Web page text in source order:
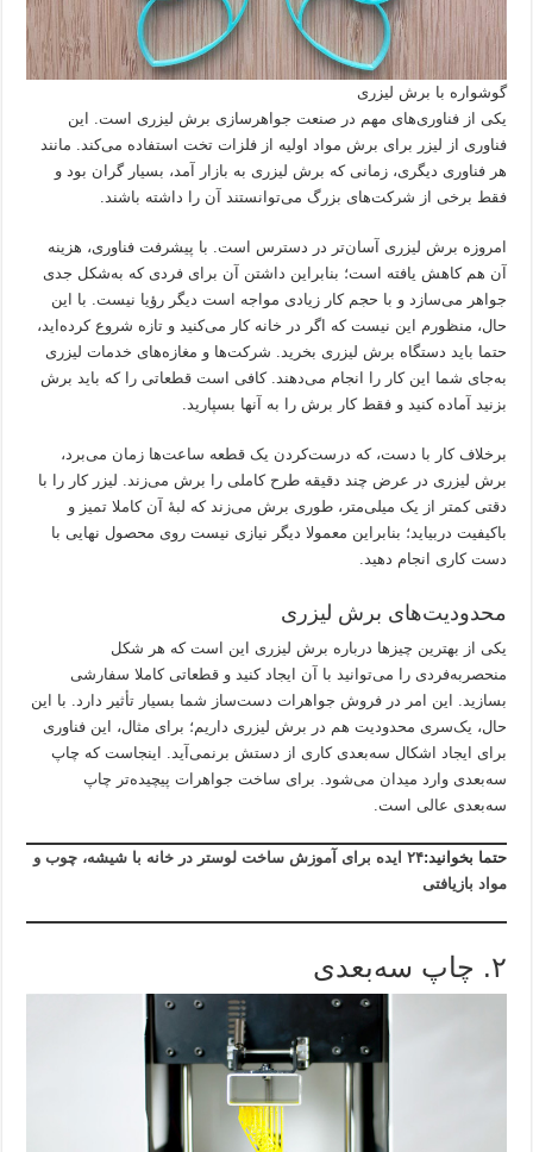
گوشواره با برش لیزری
یکی از فناوری‌های مهم در صنعت جواهرسازی برش لیزری است. این
فناوری از لیزر برای برش مواد اولیه از فلزات تخت استفاده می‌کند. مانند
هر فناوری دیگری، زمانی که برش لیزری به بازار آمد، بسیار گران بود و
فقط برخی از شرکت‌های بزرگ می‌توانستند آن را داشته باشند.
امروزه برش لیزری آسان‌تر در دسترس است. با پیشرفت فناوری، هزینه
آن هم کاهش یافته است؛ بنابراین داشتن آن برای فردی که به‌شکل جدی
جواهر می‌سازد و با حجم کار زیادی مواجه است دیگر رؤیا نیست. با این‌
حال، منظورم این نیست که اگر در خانه کار می‌کنید و تازه شروع کرده‌اید،
حتما باید دستگاه برش لیزری بخرید. شرکت‌ها و مغازه‌های خدمات لیزری
به‌جای شما این کار را انجام می‌دهند. کافی است قطعاتی را که باید برش
بزنید آماده کنید و فقط کار برش را به آنها بسپارید.
برخلاف کار با دست، که درست‌کردن یک قطعه ساعت‌ها زمان می‌برد،
برش لیزری در عرض چند دقیقه طرح کاملی را برش می‌زند. لیزر کار را با
دقتی کمتر از یک میلی‌متر، طوری برش می‌زند که لبۀ آن کاملا تمیز و
باکیفیت دربیاید؛ بنابراین معمولا دیگر نیازی نیست روی محصول نهایی با
دست کاری انجام دهید.
محدودیت‌های برش لیزری
یکی از بهترین چیزها درباره برش لیزری این است که هر شکل
منحصربه‌فردی را می‌توانید با آن ایجاد کنید و قطعاتی کاملا سفارشی
بسازید. این امر در فروش جواهرات دست‌ساز شما بسیار تأثیر دارد. با این‌
حال، یک‌سری محدودیت هم در برش لیزری داریم؛ برای مثال، این فناوری
برای ایجاد اشکال سه‌بعدی کاری از دستش برنمی‌آید. اینجاست که چاپ
سه‌بعدی وارد میدان می‌شود. برای ساخت جواهرات پیچیده‌تر چاپ
سه‌بعدی عالی است.
حتما بخوانید:
۲۴ ایده برای آموزش ساخت لوستر در خانه با شیشه، چوب و
مواد بازیافتی
۲. چاپ سه‌بعدی